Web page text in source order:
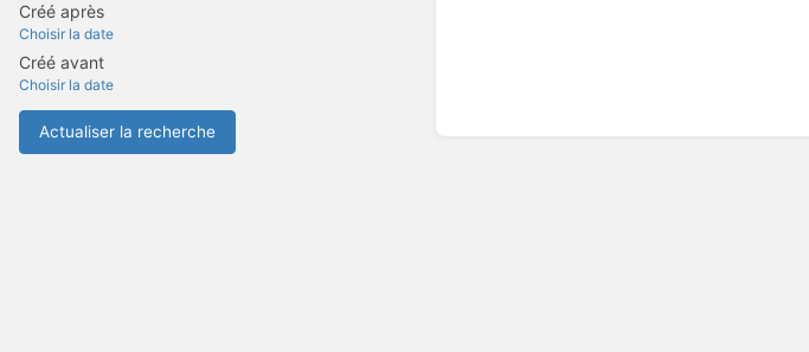
Créé après
Choisir la date
Créé avant
Choisir la date
Actualiser la recherche